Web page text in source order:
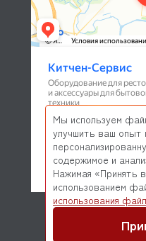
© 2026 Kitchen-
и оборудования
Мы используем
улучшить ваш опыт
содержимое и
Нажимая «Принять
использованием
использования